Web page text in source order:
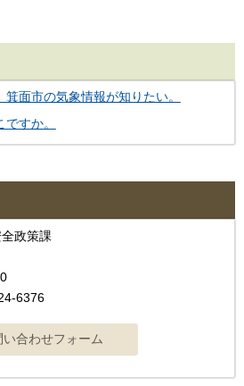
面市の気象情報が知りたい。
すか。
全政策課
6376